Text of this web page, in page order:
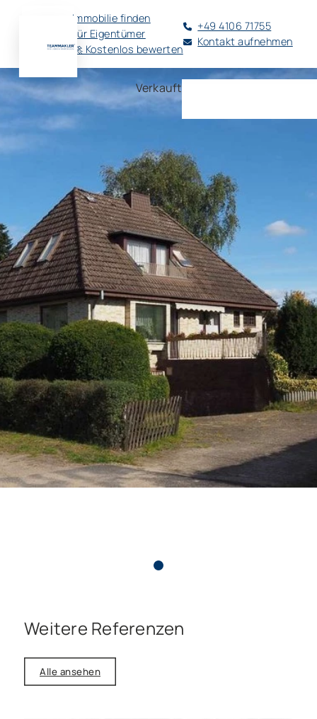
Immobilie finden
Für Eigentümer
🚀 Kostenlos bewerten
+49 4106 71755
Kontakt aufnehmen
Verkauft
Weitere Referenzen
Alle ansehen